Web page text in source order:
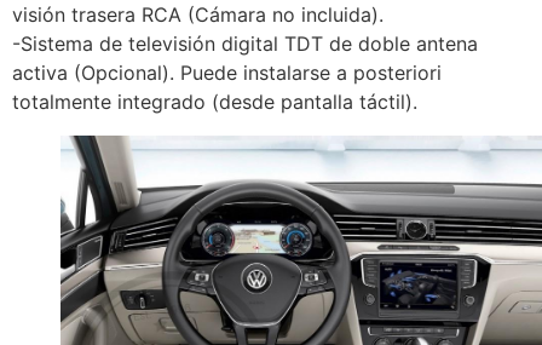
visión trasera RCA (Cámara no incluida).
-Sistema de televisión digital TDT de doble antena
activa (Opcional). Puede instalarse a posteriori
totalmente integrado (desde pantalla táctil).